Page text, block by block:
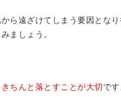
ら遠ざけてしまう要因とな
ましょう。
ちんと落とすことが大切です